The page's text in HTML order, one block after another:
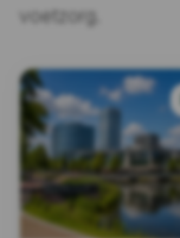
voetzorg.